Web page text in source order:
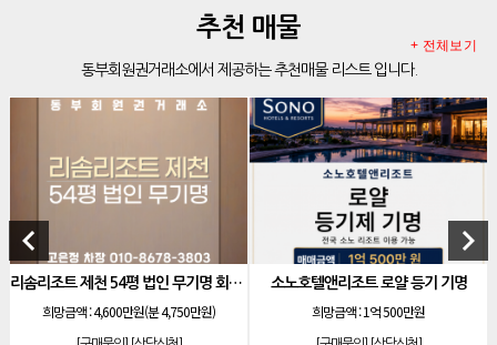
안토리조트 130평 개인 무기명
[리조트] 한화 안토 77평 등기 기명
[리조트]한화리조트 스위트 회원제 무기명
[리조트]
[리조트]소노호텔앤리조트 로얄 회원제 기명
[리조트] 소노호텔앤리조트 로얄 회원제 기명
추천 매물
동부회원권거래소에서 제공하는 추천매물 리스트 입니다.
+ 전체보기
keyboard_arrow_left
리솜리조트 제천 54평 법인 무기명 회원제
만원(분 4,750만원)
소노호텔앤리조트 로얄 등기 기명
희망금액 : 1억 500만원
소노호텔앤리조
희망금액 :
keyboard_arrow_right